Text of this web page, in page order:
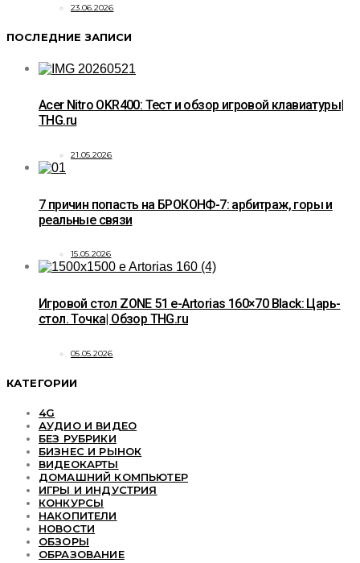
23.06.2026
ПОСЛЕДНИЕ ЗАПИСИ
Acer Nitro OKR400: Тест и обзор игровой клавиатуры|
THG.ru
21.05.2026
7 причин попасть на БРОКОНФ-7: арбитраж, горы и
реальные связи
15.05.2026
Игровой стол ZONE 51 e-Artorias 160×70 Black: Царь-
стол. Точка| Обзор THG.ru
05.05.2026
КАТЕГОРИИ
4G
АУДИО И ВИДЕО
БЕЗ РУБРИКИ
БИЗНЕС И РЫНОК
ВИДЕОКАРТЫ
ДОМАШНИЙ КОМПЬЮТЕР
ИГРЫ И ИНДУСТРИЯ
КОНКУРСЫ
НАКОПИТЕЛИ
НОВОСТИ
ОБЗОРЫ
ОБРАЗОВАНИЕ